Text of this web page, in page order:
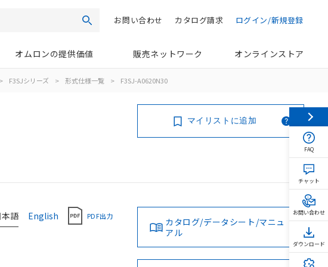
検索 ログイン/新規登録
カタログ請求
お問い合わせ
オムロンの提供価値 販売ネットワーク オンラインストア
> F3SJシリーズ > 形式仕様一覧 > F3SJ-A0620N30
マイリストに追加
本語 English PDF出力
カタログ/データシート/マニュ
アル
FAQ
チャット
お問い合わせ
ダウンロード